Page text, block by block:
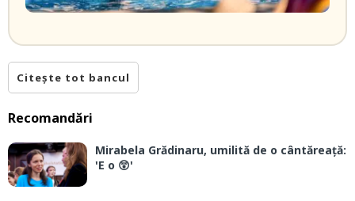
Citește tot bancul
Recomandări
Mirabela Grădinaru, umilită de o cântăreață:
'E o 😲'